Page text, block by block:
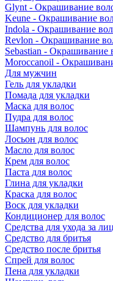
Glynt - Окрашивание
Keune - Окрашивание
Indola - Окрашивание
Revlon - Окрашивание
Sebastian - Окрашивание
Moroccanoil -
Для мужчин
Гель для укладки
Помада для укладки
Маска для волос
Пудра для волос
Шампунь для волос
Лосьон для волос
Масло для волос
Крем для волос
Паста для волос
Глина для укладки
Краска для волос
Воск для укладки
Кондиционер для волос
Средства для ухода за
Средство для бритья
Средство после бритья
Спрей для волос
Пена для укладки